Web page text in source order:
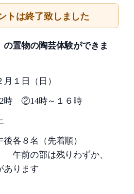
トは終了致しました
置物の陶芸体験ができま
月１日（日）
時 ②14時～１６時
後各８名（先着順）
残りわずか、
あります